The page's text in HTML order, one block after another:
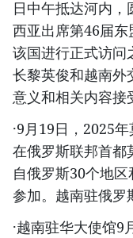
日中午抵达河内
西亚出席第46届
该国进行正式访问
长黎英俊和越南外
意义和相关内容接
·9月19日，2025
在俄罗斯联邦首都
自俄罗斯30个地
参加。越南驻俄罗
·越南驻华大使馆9